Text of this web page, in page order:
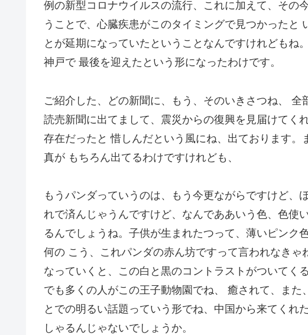
例の新型コロナウイルスの流行、これに加えて、その
うことで、心臓疾患がこのタイミングで見つかったと
とが延期になっていたということなんですけれどもね
神戸で 最後を迎えたという形になったわけです。
ご紹介した、どの新聞に、もう、そのいきさつね、
読売新聞に出てまして、震災からの復興を見届けてく
存在だったと 惜しんだという風にね、出ております
真が もちろん出てるわけですけれども、
もうパンダっていうのは、もう今更ながらですけど、
れで済んじゃうんですけど、なんでああいう色、色使
るんでしょうね。子供が生まれたつって、薄いピンク
何の こう、これパンダの赤ん坊ですって言われなきゃ
なっていくと、この白と黒のコントラストがついてく
でも多くの人がこの王子動物園でね、 癒されて、ま
とでの明るい話題っていう形でね、中国から来てくれ
しゃるんじゃないでしょうか。